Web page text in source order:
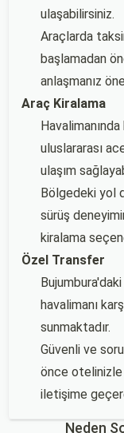
ulaşabilirsiniz.
Araçlarda
başlamadan
anlaşmanız
Araç Kiralama
uluslararası
ulaşım
Bölgedeki yol
sürüş
kiralama
Özel Transfer
havalimanı
sunmaktadır.
Güvenli ve
önce
iletişime
Neden